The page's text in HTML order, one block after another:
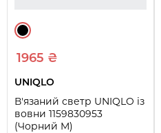
1965 ₴
UNIQLO
В'язаний светр UNIQLO із
вовни 1159830953
(Чорний M)